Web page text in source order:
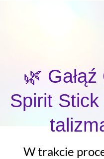
🌿
Spirit
W trakcie